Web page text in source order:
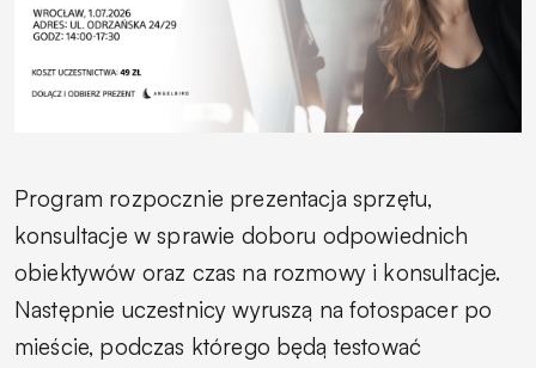
Program rozpocznie prezentacja sprzętu,
konsultacje w sprawie doboru odpowiednich
obiektywów oraz czas na rozmowy i konsultacje.
Następnie uczestnicy wyruszą na fotospacer po
mieście, podczas którego będą testować